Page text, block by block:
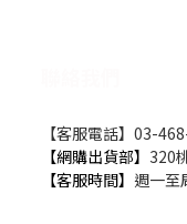
【客服電話】03-
【網購出貨部】 320
【客服時間】 週一至